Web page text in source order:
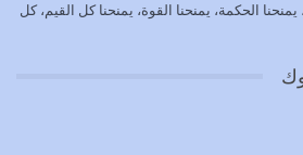
أولياء الله فيتم على أيدينا ضرب
يمنحنا الحكمة، يمنحنا القوة، يمنحنا كل القيم، كل
الكريم، وأن نتثقف بثقافة القرآن الكريم